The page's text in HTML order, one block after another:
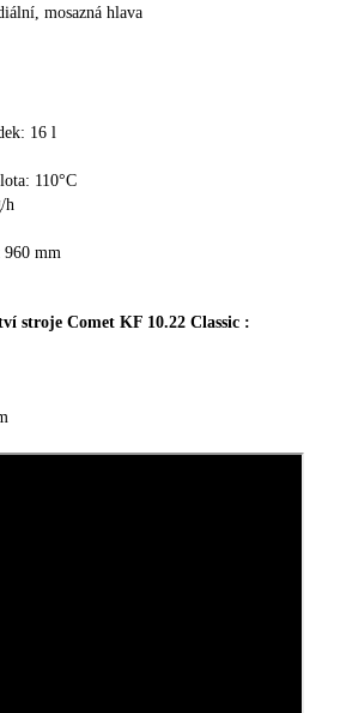
mosazná hlava
16 l
110°C
h
960 mm
stroje Comet KF 10.22 Classic :